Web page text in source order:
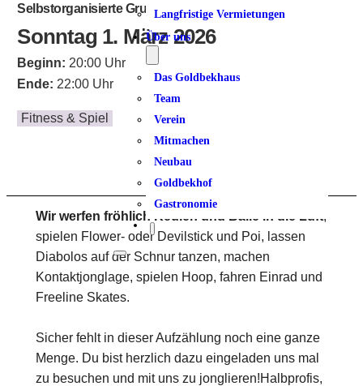
Langfristige Vermietungen
Über uns
Das Goldbekhaus
Team
Verein
Mitmachen
Neubau
Goldbekhof
Gastronomie
Selbstorganisierte Gruppe
Sonntag 1. März 2026
Beginn: 20:00 Uhr
Ende: 22:00 Uhr
Fitness & Spiel
Wir werfen fröhlich Keulen und Bälle in die Luft,
spielen Flower- oder Devilstick und Poi, lassen
Diabolos auf der Schnur tanzen, machen
Kontaktjonglage, spielen Hoop, fahren Einrad und
Freeline Skates.
Sicher fehlt in dieser Aufzählung noch eine ganze
Menge. Du bist herzlich dazu eingeladen uns mal
zu besuchen und mit uns zu jonglieren!Halbprofis,